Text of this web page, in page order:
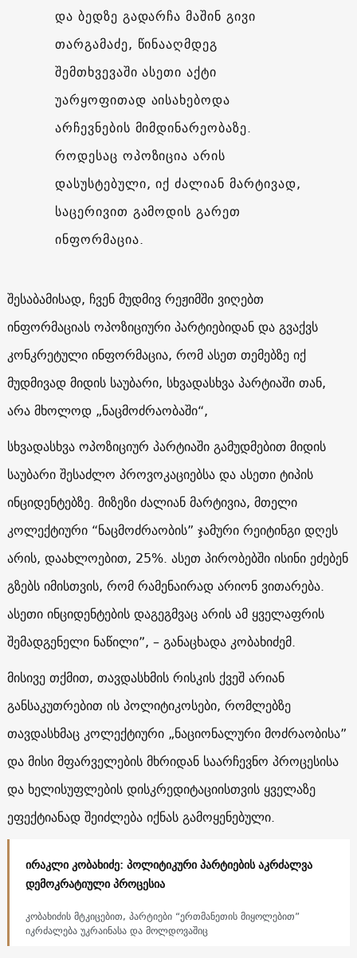
და ბედზე გადარჩა მაშინ გივი
თარგამაძე, წინააღმდეგ
შემთხვევაში ასეთი აქტი
უარყოფითად აისახებოდა
არჩევნების მიმდინარეობაზე.
როდესაც ოპოზიცია არის
დასუსტებული, იქ ძალიან მარტივად,
საცერივით გამოდის გარეთ
ინფორმაცია.
შესაბამისად, ჩვენ მუდმივ რეჟიმში ვიღებთ
ინფორმაციას ოპოზიციური პარტიებიდან და გვაქვს
კონკრეტული ინფორმაცია, რომ ასეთ თემებზე იქ
მუდმივად მიდის საუბარი, სხვადასხვა პარტიაში თან,
არა მხოლოდ „ნაცმოძრაობაში“,
სხვადასხვა ოპოზიციურ პარტიაში გამუდმებით მიდის
საუბარი შესაძლო პროვოკაციებსა და ასეთი ტიპის
ინციდენტებზე. მიზეზი ძალიან მარტივია, მთელი
კოლექტიური “ნაცმოძრაობის” ჯამური რეიტინგი დღეს
არის, დაახლოებით, 25%. ასეთ პირობებში ისინი ეძებენ
გზებს იმისთვის, რომ რამენაირად არიონ ვითარება.
ასეთი ინციდენტების დაგეგმვაც არის ამ ყველაფრის
შემადგენელი ნაწილი”, – განაცხადა კობახიძემ.
მისივე თქმით, თავდასხმის რისკის ქვეშ არიან
განსაკუთრებით ის პოლიტიკოსები, რომლებზე
თავდასხმაც კოლექტიური „ნაციონალური მოძრაობისა”
და მისი მფარველების მხრიდან საარჩევნო პროცესისა
და ხელისუფლების დისკრედიტაციისთვის ყველაზე
ეფექტიანად შეიძლება იქნას გამოყენებული.
ირაკლი კობახიძე: პოლიტიკური პარტიების აკრძალვა
დემოკრატიული პროცესია
კობახიძის მტკიცებით, პარტიები “ერთმანეთის მიყოლებით”
იკრძალება უკრაინასა და მოლდოვაშიც